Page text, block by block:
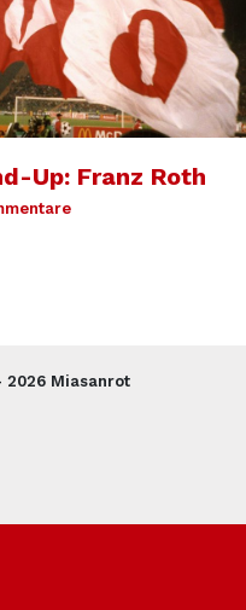
Up: Franz Roth
2026 Miasanrot